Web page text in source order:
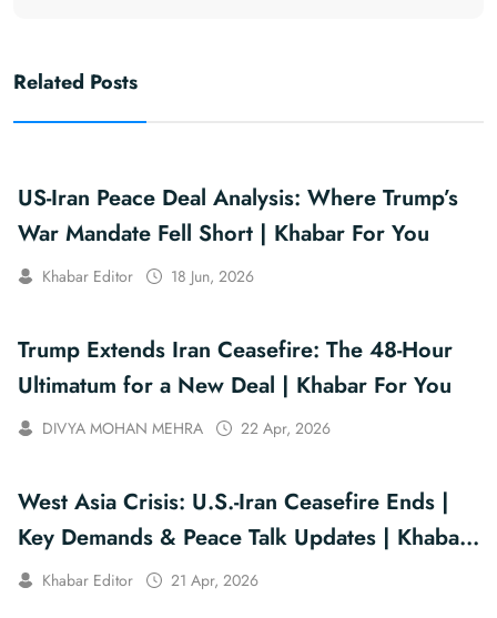
Related Posts
US-Iran Peace Deal Analysis: Where Trump’s
War Mandate Fell Short | Khabar For You
Khabar Editor 18 Jun, 2026
Trump Extends Iran Ceasefire: The 48-Hour
Ultimatum for a New Deal | Khabar For You
DIVYA MOHAN MEHRA 22 Apr, 2026
West Asia Crisis: U.S.-Iran Ceasefire Ends |
Key Demands & Peace Talk Updates | Khabar
For You
Khabar Editor 21 Apr, 2026